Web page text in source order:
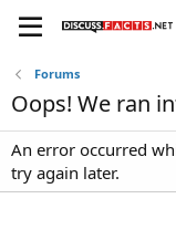
Forums
Oops! We ran
An error occurred
try again later.